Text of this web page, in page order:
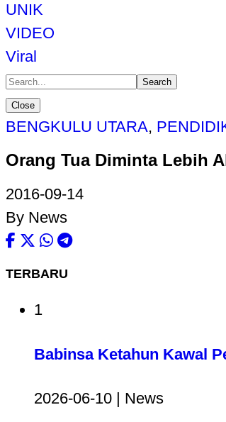
UNIK
VIDEO
Viral
Search
Close
BENGKULU UTARA,
Orang Tua Diminta Lebih
2016-09-14
By News
TERBARU
1
Babinsa Ketahun Kawal
2026-06-10 | News